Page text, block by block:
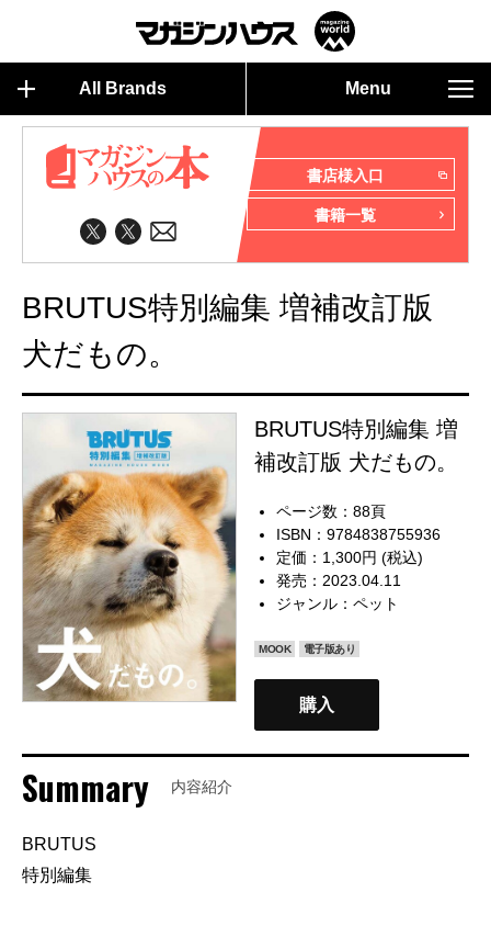
All Brands Menu
書店様入口
書籍一覧
BRUTUS特別編集 増補改訂版
犬だもの。
BRUTUS特別編集 増
補改訂版 犬だもの。
ページ数：88頁
ISBN：9784838755936
定価：1,300円 (税込)
発売：2023.04.11
ジャンル：ペット
MOOK 電子版あり
購入
Summary 内容紹介
BRUTUS
特別編集